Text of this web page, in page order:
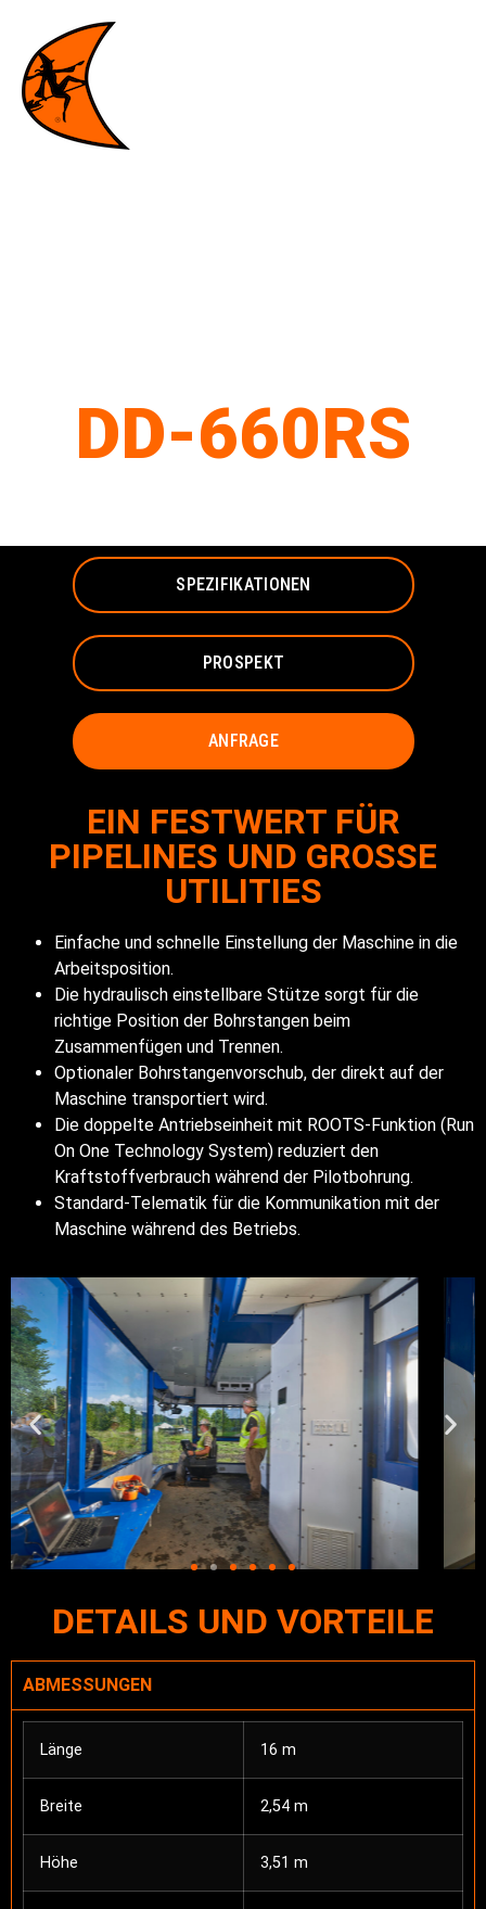
DD-660RS
SPEZIFIKATIONEN
PROSPEKT
ANFRAGE
EIN FESTWERT FÜR
PIPELINES UND GROSSE
UTILITIES
Einfache und schnelle Einstellung der Maschine in die
Arbeitsposition.
Die hydraulisch einstellbare Stütze sorgt für die
richtige Position der Bohrstangen beim
Zusammenfügen und Trennen.
Optionaler Bohrstangenvorschub, der direkt auf der
Maschine transportiert wird.
Die doppelte Antriebseinheit mit ROOTS-Funktion (Run
On One Technology System) reduziert den
Kraftstoffverbrauch während der Pilotbohrung.
Standard-Telematik für die Kommunikation mit der
Maschine während des Betriebs.
DETAILS UND VORTEILE
ABMESSUNGEN
Länge 16 m
Breite 2,54 m
Höhe 3,51 m